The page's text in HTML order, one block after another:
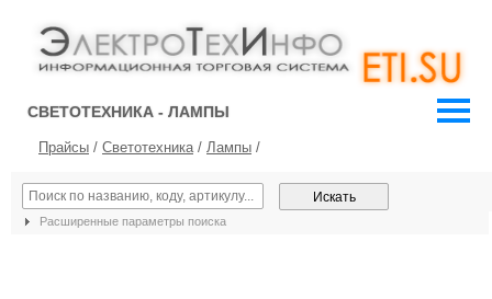
СВЕТОТЕХНИКА - ЛАМПЫ
Прайсы / Светотехника/ Лампы /
Расширенные параметры поиска